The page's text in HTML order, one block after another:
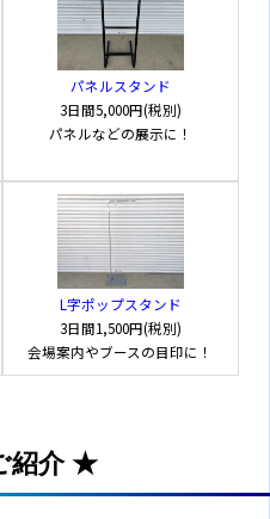
イント
えます！
が簡単です。
ります！
期割引を適用させて頂
い合わせください！
パネルスタンド
3日間5,000円(税別)
パネルなどの展示に！
L字ポップスタンド
3日間1,500円(税別)
会場案内やブースの目印に！
紹介 ★